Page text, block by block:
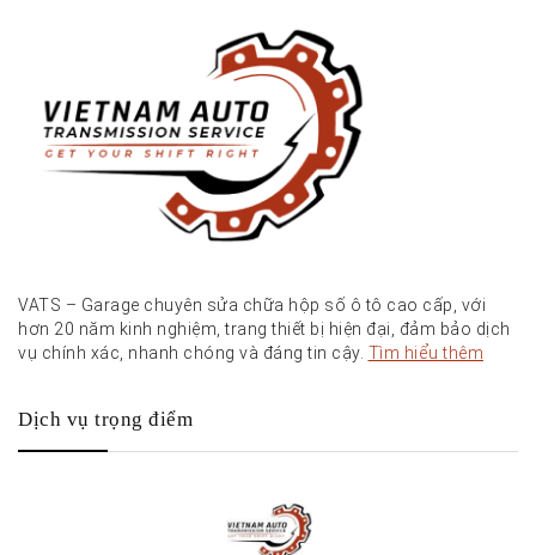
VATS – Garage chuyên sửa chữa hộp số ô tô cao cấp, với
hơn 20 năm kinh nghiệm, trang thiết bị hiện đại, đảm bảo dịch
vụ chính xác, nhanh chóng và đáng tin cậy. Tìm hiểu thêm
Dịch vụ trọng điểm